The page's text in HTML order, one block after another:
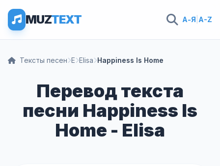
MUZTEXT А-Я A-Z
Тексты песен E Elisa Happiness Is Home
Перевод текста
песни Happiness Is
Home - Elisa